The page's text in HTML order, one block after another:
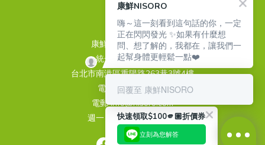
聯繫我們
康鮮國際股份有限公司
統一編號 24939499
台北市南港區重陽路263巷3號4樓
電話 02-26510889
電郵 info@nisoro.com
週一～週五 09:00~18:00
快速領取$100🫵🏼折價券
立刻為您解答
康鮮NISORO
嗨～這一刻看到這句話的你，一定
正在閃閃發光 ✨如果有什麼想
問、想了解的，我都在，讓我們一
起幫身體更輕鬆一點❤️
回覆至 康鮮NISORO